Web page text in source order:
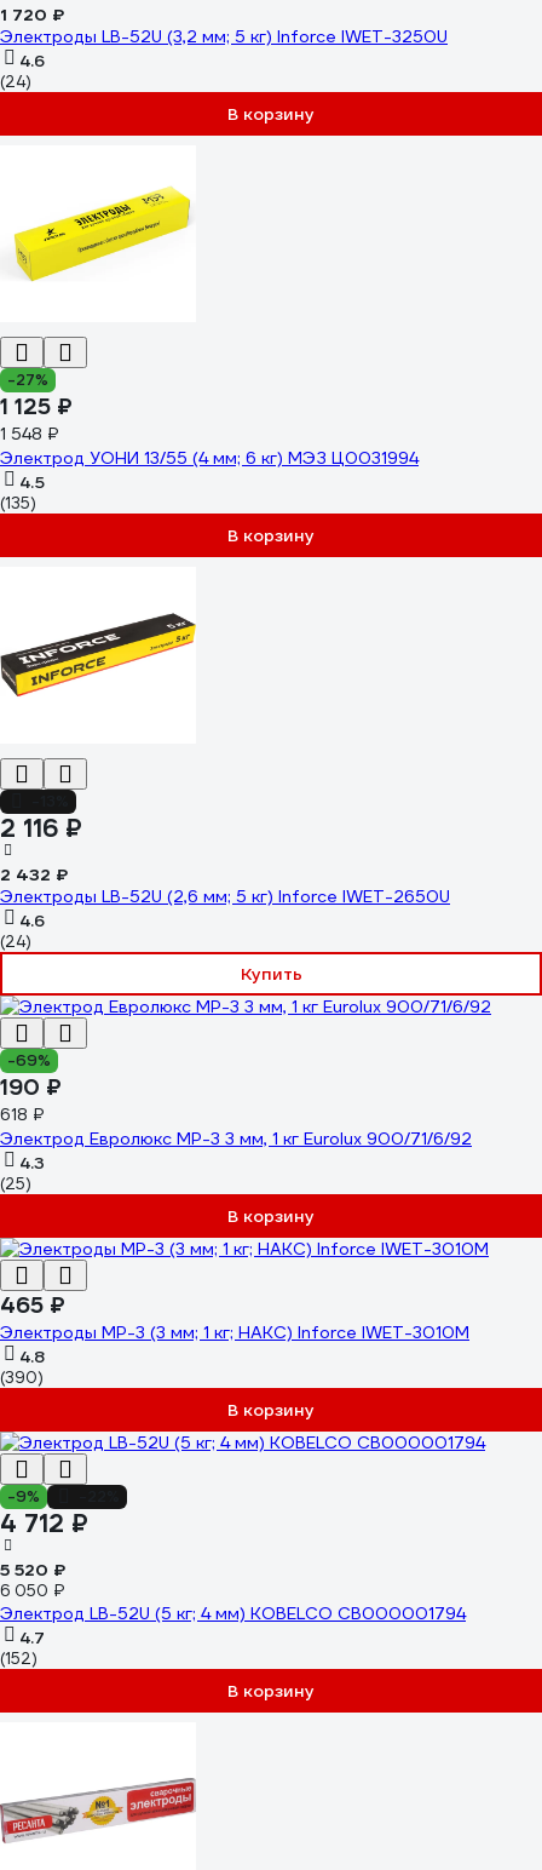
1 720 ₽
Электроды LB-52U (3,2 мм; 5 кг) Inforce IWET-3250U
4.6
(24)
В корзину
-27%
1 125 ₽
1 548 ₽
Электрод УОНИ 13/55 (4 мм; 6 кг) МЭЗ Ц0031994
4.5
(135)
В корзину
2 116 ₽
2 432 ₽
Электроды LB-52U (2,6 мм; 5 кг) Inforce IWET-2650U
4.6
(24)
Купить
-69%
190 ₽
618 ₽
Электрод Евролюкс МР-3 3 мм, 1 кг Eurolux 900/71/6/92
4.3
(25)
В корзину
465 ₽
Электроды МР-3 (3 мм; 1 кг; НАКС) Inforce IWET-3010M
4.8
(390)
В корзину
-9%
4 712 ₽
5 520 ₽
6 050 ₽
Электрод LB-52U (5 кг; 4 мм) KOBELCO СВ000001794
4.7
(152)
В корзину